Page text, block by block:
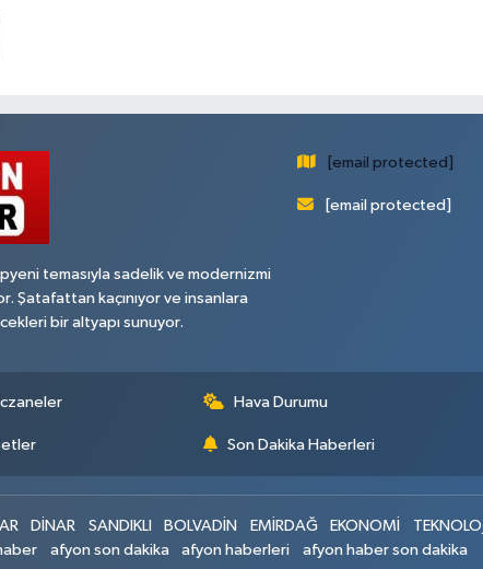
temasıyla sadelik ve modernizmi
Şatafattan kaçınıyor ve insanlara
bir altyapı sunuyor.
[email protected]
[email protected]
Hava Durumu
Son Dakika Haberleri
DİNAR SANDIKLI BOLVADİN EMİRDAĞ EKONOMİ TEKNOLOJİ
afyon son dakika afyon haberleri afyon haber son dakika